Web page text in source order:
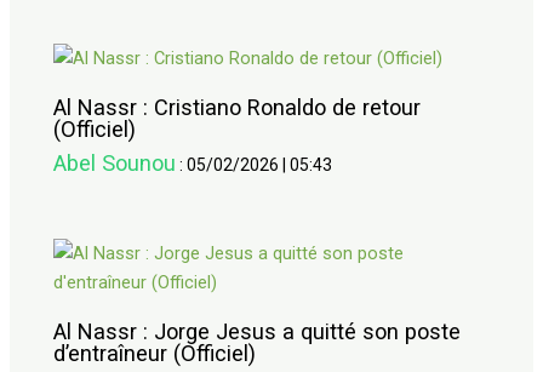
Al Nassr : Cristiano Ronaldo de retour
(Officiel)
Abel Sounou :05/02/2026 |05:43
Al Nassr : Jorge Jesus a quitté son poste
d’entraîneur (Officiel)